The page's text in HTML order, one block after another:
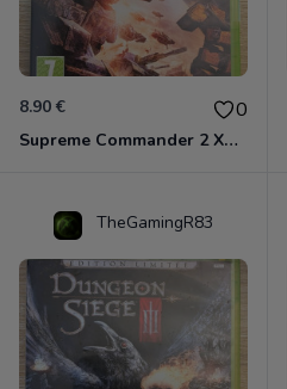
8.90 € 0
Supreme Commander 2 Xbox 360
TheGamingR83